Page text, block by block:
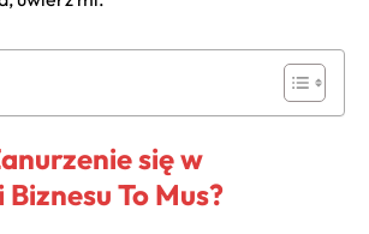
się w
To Mus?